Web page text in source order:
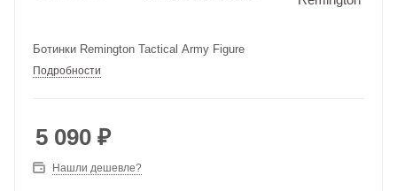
Ботинки Remington Tactical Army Figure
Подробности
5 090 ₽
Нашли дешевле?